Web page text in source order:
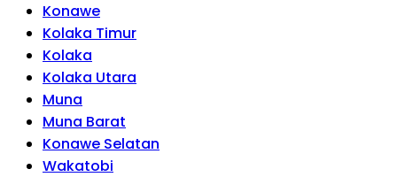
Konawe
Kolaka Timur
Kolaka
Kolaka Utara
Muna
Muna Barat
Konawe Selatan
Wakatobi